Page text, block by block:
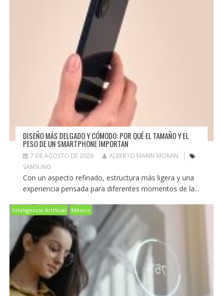
DISEÑO MÁS DELGADO Y CÓMODO: POR QUÉ EL TAMAÑO Y EL
PESO DE UN SMARTPHONE IMPORTAN
7 DE AGOSTO DE 2026
ALBERTO MARIN MORAN
SAMSUNG
Con un aspecto refinado, estructura más ligera y una
experiencia pensada para diferentes momentos de la...
Inteligencia Artificial México